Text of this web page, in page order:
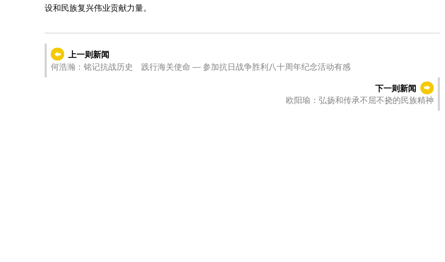
设和民族复兴伟业贡献力量。
上一则新闻
何浩瀚：铭记抗战历史 践行海关使命 — 参加抗日战争胜利八十周年纪念活动有感
下一则新闻
欧阳瑜：弘扬和传承不屈不挠的民族精神